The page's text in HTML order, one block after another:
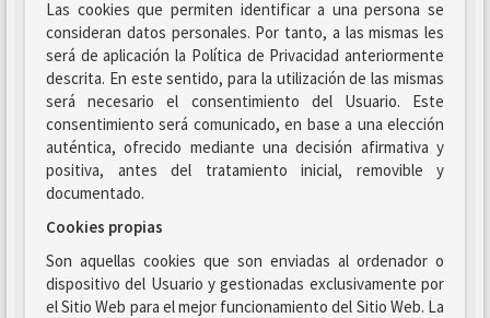
Las cookies que permiten identificar a una persona se
consideran datos personales. Por tanto, a las mismas les
será de aplicación la Política de Privacidad anteriormente
descrita. En este sentido, para la utilización de las mismas
será necesario el consentimiento del Usuario. Este
consentimiento será comunicado, en base a una elección
auténtica, ofrecido mediante una decisión afirmativa y
positiva, antes del tratamiento inicial, removible y
documentado.
Cookies propias
Son aquellas cookies que son enviadas al ordenador o
dispositivo del Usuario y gestionadas exclusivamente por
el Sitio Web para el mejor funcionamiento del Sitio Web. La